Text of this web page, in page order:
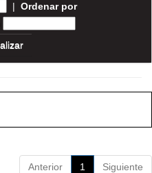
| Ordenar por
Anterior 1 Siguiente